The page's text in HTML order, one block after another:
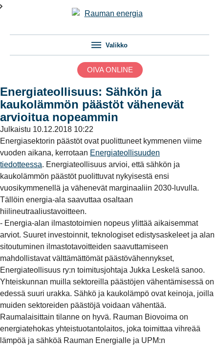
Valikko
OIVA ONLINE
Energiateollisuus: Sähkön ja
kaukolämmön päästöt vähenevät
arvioitua nopeammin
Julkaistu 10.12.2018 10:22
Energiasektorin päästöt ovat puolittuneet kymmenen viime
vuoden aikana, kerrotaan Energiateollisuuden
tiedotteessa. Energiateollisuus arvioi, että sähkön ja
kaukolämmön päästöt puolittuvat nykyisestä ensi
vuosikymmenellä ja vähenevät marginaaliin 2030-luvulla.
Tällöin energia-ala saavuttaa osaltaan
hiilineutraaliustavoitteen.
- Energia-alan ilmastotoimien nopeus ylittää aikaisemmat
arviot. Suuret investoinnit, teknologiset edistysaskeleet ja alan
sitoutuminen ilmastotavoitteiden saavuttamiseen
mahdollistavat välttämättömät päästövähennykset,
Energiateollisuus ry:n toimitusjohtaja Jukka Leskelä sanoo.
Yhteiskunnan muilla sektoreilla päästöjen vähentämisessä on
edessä suuri urakka. Sähkö ja kaukolämpö ovat keinoja, joilla
muiden sektoreiden päästöjä voidaan vähentää.
Raumalaisittain tilanne on hyvä. Rauman Biovoima on
energiatehokas yhteistuotantolaitos, joka toimittaa vihreää
lämpöä ja sähköä Rauman Energialle ja UPM:n